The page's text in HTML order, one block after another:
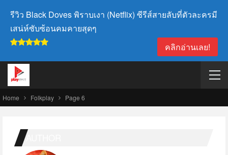
รีวิว Black Doves พิราบเงา (Netflix) ซีรีส์สายลับที่ตัวละครมี
เสน่ห์ซับซ้อนคมคายสุดๆ
คลิกอ่านเลย!
Home Folkplay Page 6
AUTHOR